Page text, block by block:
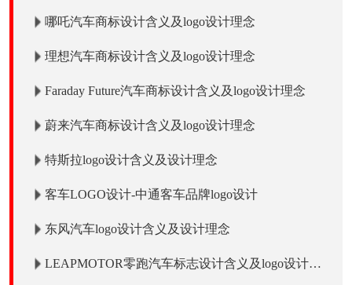
哪吒汽车商标设计含义及logo设计理念
理想汽车商标设计含义及logo设计理念
Faraday Future汽车商标设计含义及logo设计理念
蔚来汽车商标设计含义及logo设计理念
特斯拉logo设计含义及设计理念
客车LOGO设计-中通客车品牌logo设计
东风汽车logo设计含义及设计理念
LEAPMOTOR零跑汽车标志设计含义及logo设计理